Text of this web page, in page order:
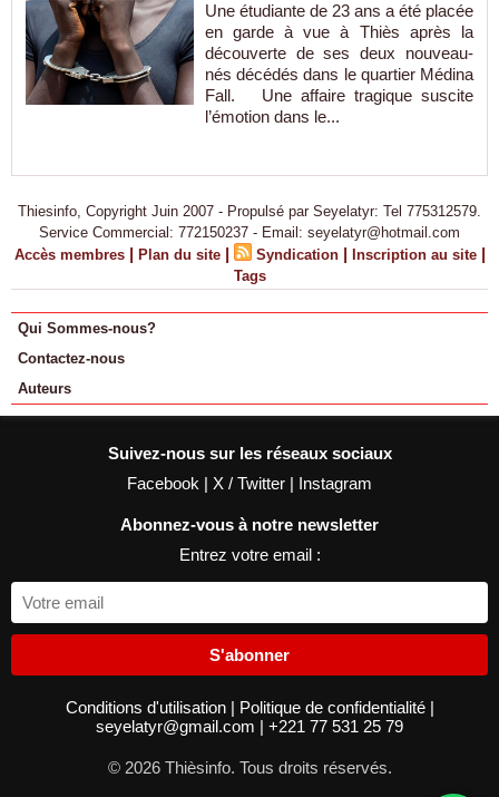
Une étudiante de 23 ans a été placée
en garde à vue à Thiès après la
découverte de ses deux nouveau-
nés décédés dans le quartier Médina
Fall. Une affaire tragique suscite
l’émotion dans le...
Thiesinfo, Copyright Juin 2007 - Propulsé par Seyelatyr: Tel 775312579.
Service Commercial: 772150237 - Email: seyelatyr@hotmail.com
Accès membres | Plan du site | Syndication | Inscription au site |
Tags
Qui Sommes-nous?
Contactez-nous
Auteurs
Suivez-nous sur les réseaux sociaux
Facebook | X / Twitter | Instagram
Abonnez-vous à notre newsletter
Entrez votre email :
S'abonner
Conditions d'utilisation | Politique de confidentialité |
seyelatyr@gmail.com | +221 77 531 25 79
© 2026 Thièsinfo. Tous droits réservés.